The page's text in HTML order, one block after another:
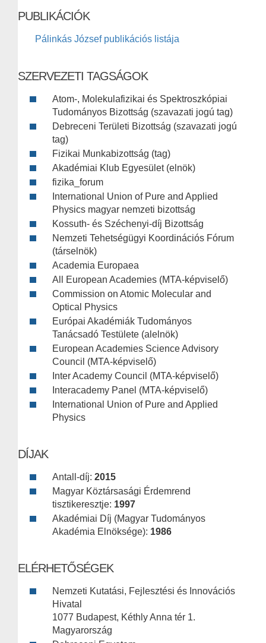
PUBLIKÁCIÓK
Pálinkás József publikációs listája
SZERVEZETI TAGSÁGOK
Atom-, Molekulafizikai és Spektroszkópiai
Tudományos Bizottság (szavazati jogú tag)
Debreceni Területi Bizottság (szavazati jogú
tag)
Fizikai Munkabizottság (tag)
Akadémiai Klub Egyesület (elnök)
fizika_forum
International Union of Pure and Applied
Physics magyar nemzeti bizottság
Kossuth- és Széchenyi-díj Bizottság
Nemzeti Tehetségügyi Koordinációs Fórum
(társelnök)
Academia Europaea
All European Academies (MTA-képviselő)
Commission on Atomic Molecular and
Optical Physics
Európai Akadémiák Tudományos
Tanácsadó Testülete (alelnök)
European Academies Science Advisory
Council (MTA-képviselő)
Inter Academy Council (MTA-képviselő)
Interacademy Panel (MTA-képviselő)
International Union of Pure and Applied
Physics
DÍJAK
Antall-díj: 2015
Magyar Köztársasági Érdemrend
tisztikeresztje: 1997
Akadémiai Díj (Magyar Tudományos
Akadémia Elnöksége): 1986
ELÉRHETŐSÉGEK
Nemzeti Kutatási, Fejlesztési és Innovációs
Hivatal
1077 Budapest, Kéthly Anna tér 1.
Magyarország